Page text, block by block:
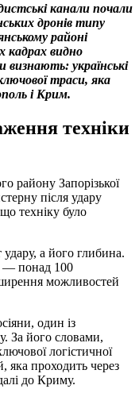
канали почали
дронів типу
районі
кадрах видно
визнають: українські
траси, яка
і Крим.
техніки
району Запорізької
після удару
техніку було
а його глибина.
— понад 100
можливостей
один із
За його словами,
логістичної
яка проходить через
до Криму.